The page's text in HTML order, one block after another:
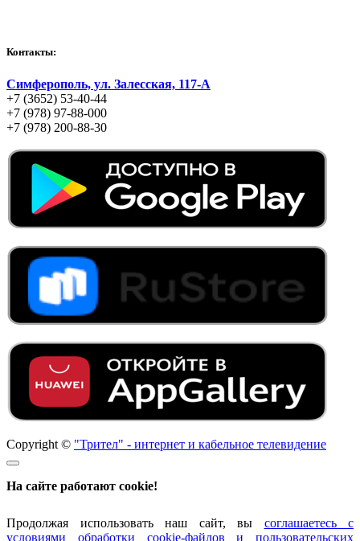
Контакты:
Симферополь, ул. Залесская, 117-А
+7 (3652) 53-40-44
+7 (978) 97-88-000
+7 (978) 200-88-30
Copyright © "Трител" - интернет и кабельное телевидение
На сайте работают cookie!
Продолжая использовать наш сайт, вы соглашаетесь с
условиями обработки cookie-файлов и пользовательских